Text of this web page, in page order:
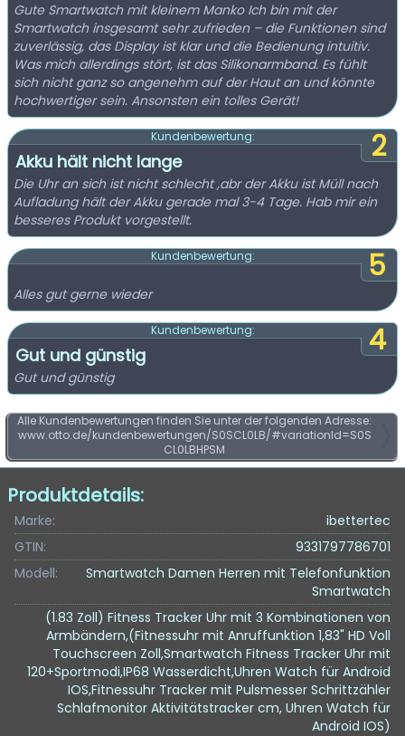
Gute Smartwatch mit kleinem Manko Ich bin mit der
Smartwatch insgesamt sehr zufrieden – die Funktionen sind
zuverlässig, das Display ist klar und die Bedienung intuitiv.
Was mich allerdings stört, ist das Silikonarmband. Es fühlt
sich nicht ganz so angenehm auf der Haut an und könnte
hochwertiger sein. Ansonsten ein tolles Gerät!
2
Kundenbewertung:
Akku hält nicht lange
Die Uhr an sich ist nicht schlecht ,abr der Akku ist Müll nach
Aufladung hält der Akku gerade mal 3-4 Tage. Hab mir ein
besseres Produkt vorgestellt.
5
Kundenbewertung:
Alles gut gerne wieder
4
Kundenbewertung:
Gut und günstig
Gut und günstig
Alle Kundenbewertungen finden Sie unter der folgenden Adresse:
www.otto.de/kundenbewertungen/S0SCL0LB/#variationId=S0S
CL0LBHPSM
Produktdetails:
Marke:
ibettertec
GTIN:
9331797786701
Modell:
Smartwatch Damen Herren mit Telefonfunktion
Smartwatch
(1.83 Zoll) Fitness Tracker Uhr mit 3 Kombinationen von
Armbändern,(Fitnessuhr mit Anruffunktion 1,83" HD Voll
Touchscreen Zoll,Smartwatch Fitness Tracker Uhr mit
120+Sportmodi,IP68 Wasserdicht,Uhren Watch für Android
IOS,Fitnessuhr Tracker mit Pulsmesser Schrittzähler
Schlafmonitor Aktivitätstracker cm, Uhren Watch für
Android IOS)